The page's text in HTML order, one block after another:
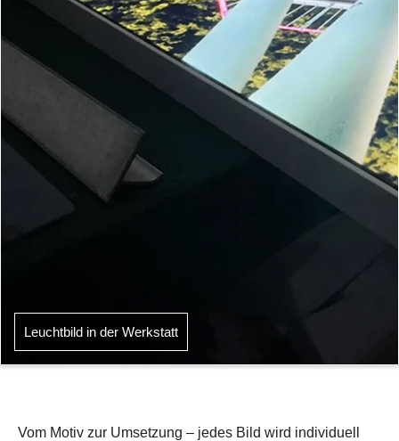
Leuchtbild in der Werkstatt
Vom Motiv zur Umsetzung – jedes Bild wird individuell